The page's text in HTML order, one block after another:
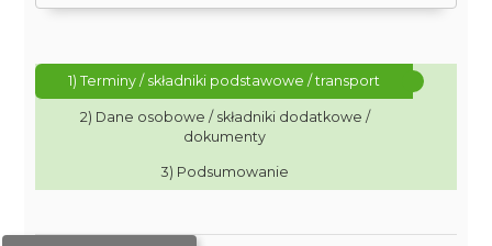
1) Terminy / składniki podstawowe / transport
2) Dane osobowe / składniki dodatkowe /
dokumenty
3) Podsumowanie